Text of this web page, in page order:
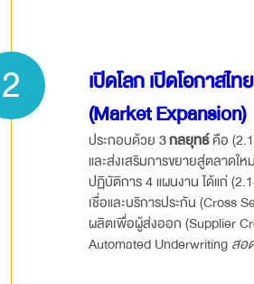
2
เปิดโลก เปิดโอกาสไทย
(Market Expansion)
ประกอบด้วย 3กลยุทธ์คือ
และส่งเสริมการขยายสู่ตลาดใ
ปฏิบัติการ 4 แผนงาน ได้แก่
เชื่อและบริการประกัน (Cross
ผลิตเพื่อผู้ส่งออก (Supplier
Automated Underwriting สอ